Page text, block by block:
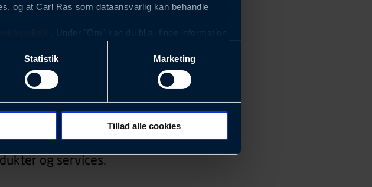
og at Carl Ras som dataansvarlig kan behandle
. Under "Om" kan du bl.a. finde information
brugervenlighed og effektiviteten af vores
mest populære, og som derfor skal være nemme at
browsertype, søgeord, IP-adresse,
der anvendes.
personoplysninger om dit foretrukne sprog, og den
Statistik Marketing
Tillad alle cookies
events, der vedrører værktøj, beslag,
og services.